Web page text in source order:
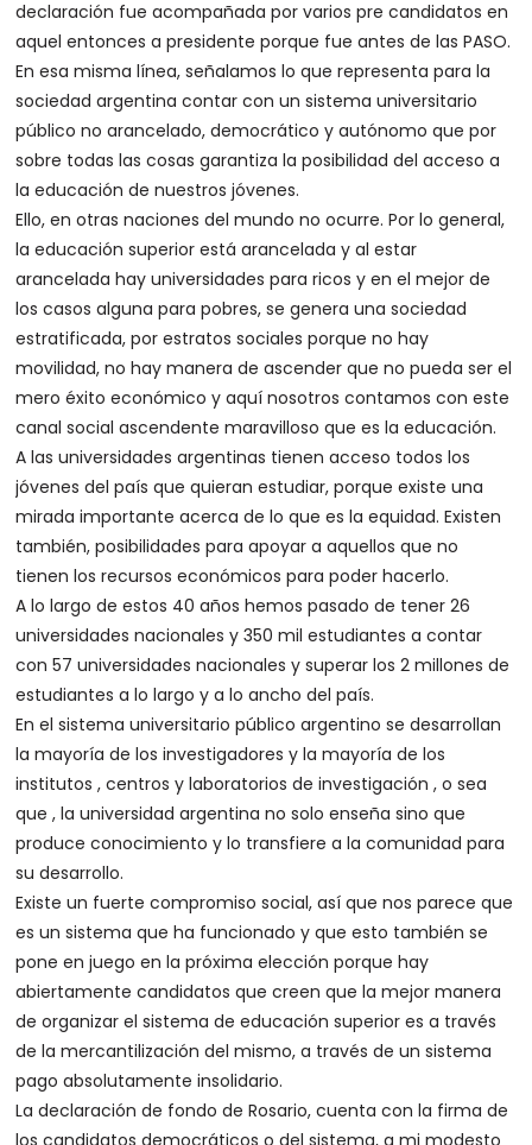
declaración fue acompañada por varios pre candidatos en
aquel entonces a presidente porque fue antes de las PASO.
En esa misma línea, señalamos lo que representa para la
sociedad argentina contar con un sistema universitario
público no arancelado, democrático y autónomo que por
sobre todas las cosas garantiza la posibilidad del acceso a
la educación de nuestros jóvenes.
Ello, en otras naciones del mundo no ocurre. Por lo general,
la educación superior está arancelada y al estar
arancelada hay universidades para ricos y en el mejor de
los casos alguna para pobres, se genera una sociedad
estratificada, por estratos sociales porque no hay
movilidad, no hay manera de ascender que no pueda ser el
mero éxito económico y aquí nosotros contamos con este
canal social ascendente maravilloso que es la educación.
A las universidades argentinas tienen acceso todos los
jóvenes del país que quieran estudiar, porque existe una
mirada importante acerca de lo que es la equidad. Existen
también, posibilidades para apoyar a aquellos que no
tienen los recursos económicos para poder hacerlo.
A lo largo de estos 40 años hemos pasado de tener 26
universidades nacionales y 350 mil estudiantes a contar
con 57 universidades nacionales y superar los 2 millones de
estudiantes a lo largo y a lo ancho del país.
En el sistema universitario público argentino se desarrollan
la mayoría de los investigadores y la mayoría de los
institutos , centros y laboratorios de investigación , o sea
que , la universidad argentina no solo enseña sino que
produce conocimiento y lo transfiere a la comunidad para
su desarrollo.
Existe un fuerte compromiso social, así que nos parece que
es un sistema que ha funcionado y que esto también se
pone en juego en la próxima elección porque hay
abiertamente candidatos que creen que la mejor manera
de organizar el sistema de educación superior es a través
de la mercantilización del mismo, a través de un sistema
pago absolutamente insolidario.
La declaración de fondo de Rosario, cuenta con la firma de
los candidatos democráticos o del sistema, a mi modesto